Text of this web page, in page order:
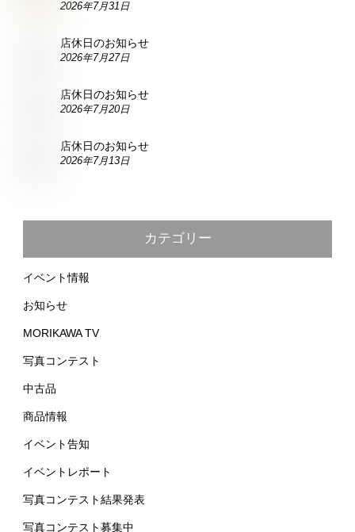
2026年7月31日
店休日のお知らせ
2026年7月27日
店休日のお知らせ
2026年7月20日
店休日のお知らせ
2026年7月13日
カテゴリー
イベント情報
お知らせ
MORIKAWA TV
写真コンテスト
中古品
商品情報
イベント告知
イベントレポート
写真コンテスト結果発表
写真コンテスト募集中